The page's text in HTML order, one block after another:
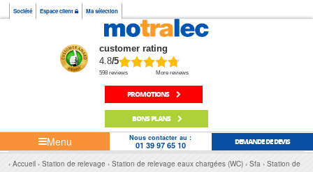
Société Espace client Ma sélection
customer rating
4.8/5
598 reviews More reviews
PROMOTIONS
BONS PLANS
Menu Nous contacter au :
01 39 97 65 10 DEMANDE DE DEVIS
Accueil Station de relevage Station de relevage eaux chargées (WC) Sfa
Station de